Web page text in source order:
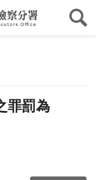
罪罰為